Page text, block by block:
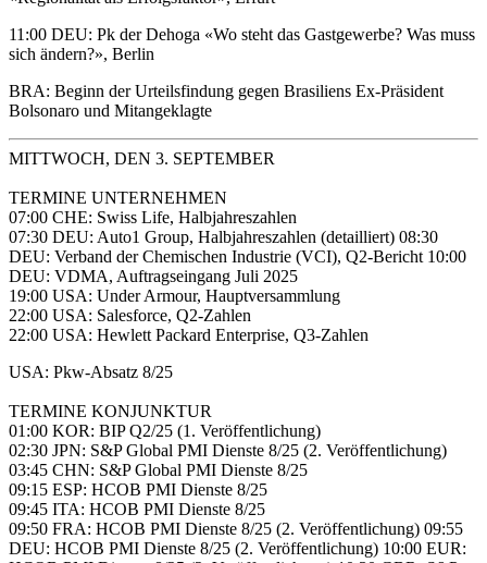
11:00 DEU: Pk der Dehoga «Wo steht das Gastgewerbe? Was muss
sich ändern?», Berlin
BRA: Beginn der Urteilsfindung gegen Brasiliens Ex-Präsident
Bolsonaro und Mitangeklagte
MITTWOCH, DEN 3. SEPTEMBER
TERMINE UNTERNEHMEN
07:00 CHE: Swiss Life, Halbjahreszahlen
07:30 DEU: Auto1 Group, Halbjahreszahlen (detailliert) 08:30
DEU: Verband der Chemischen Industrie (VCI), Q2-Bericht 10:00
DEU: VDMA, Auftragseingang Juli 2025
19:00 USA: Under Armour, Hauptversammlung
22:00 USA: Salesforce, Q2-Zahlen
22:00 USA: Hewlett Packard Enterprise, Q3-Zahlen
USA: Pkw-Absatz 8/25
TERMINE KONJUNKTUR
01:00 KOR: BIP Q2/25 (1. Veröffentlichung)
02:30 JPN: S&P Global PMI Dienste 8/25 (2. Veröffentlichung)
03:45 CHN: S&P Global PMI Dienste 8/25
09:15 ESP: HCOB PMI Dienste 8/25
09:45 ITA: HCOB PMI Dienste 8/25
09:50 FRA: HCOB PMI Dienste 8/25 (2. Veröffentlichung) 09:55
DEU: HCOB PMI Dienste 8/25 (2. Veröffentlichung) 10:00 EUR: